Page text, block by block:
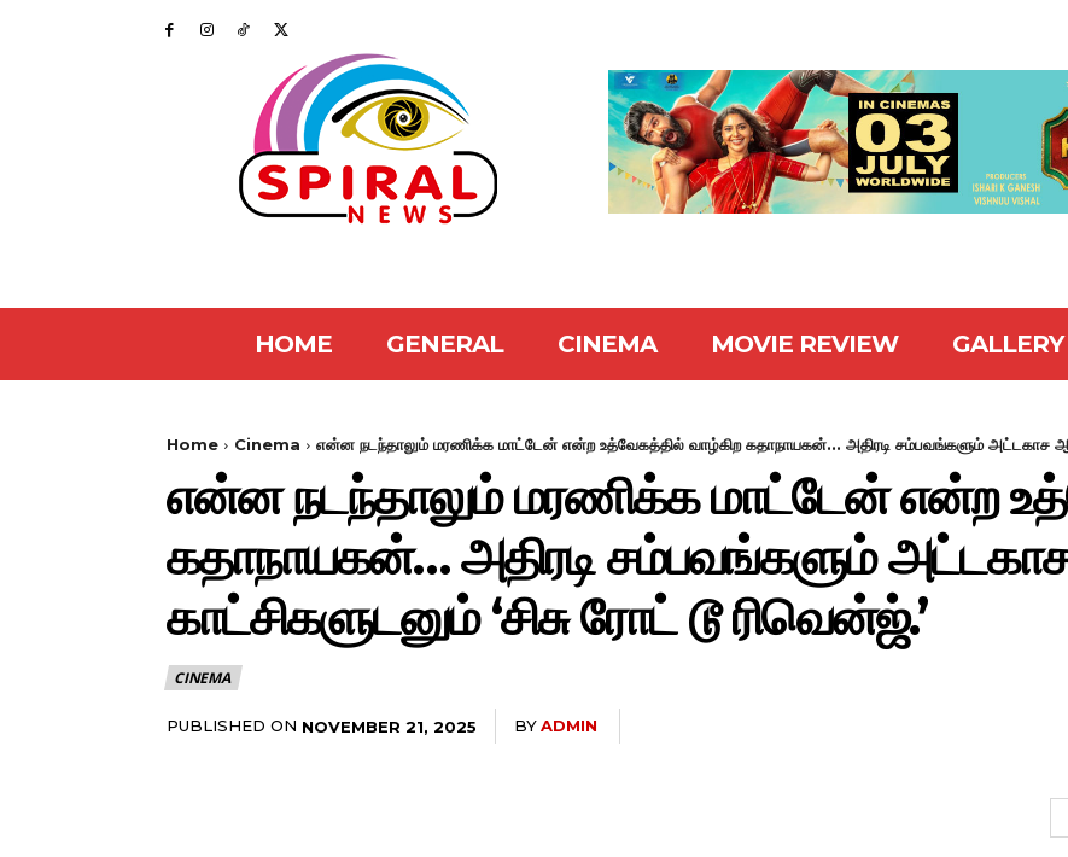
HOME GENERAL CINEMA MOVIE REVIEW GALLERY
Home Cinema என்ன நடந்தாலும் மரணிக்க மாட்டேன் என்ற உத்வேகத்தில் வாழ்கிற கதாநாயகன்... அதிரடி சம்பவங்களும் அட்டகாச
என்ன நடந்தாலும் மரணிக்க மாட்டேன் என்ற
கதாநாயகன்… அதிரடி சம்பவங்களும்
காட்சிகளுடனும் ‘சிசு ரோட் டூ ரிவென்ஜ்.’
CINEMA
PUBLISHED ON NOVEMBER 21, 2025 BYADMIN